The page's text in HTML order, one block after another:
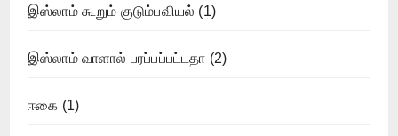
இஸ்லாம் கூறும் குடும்பவியல் (1)
இஸ்லாம் வாளால் பரப்பப்பட்டதா (2)
ஈகை (1)